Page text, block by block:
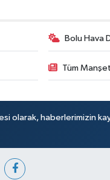
Bolu Hava
Tüm
olarak, haberlerimizin